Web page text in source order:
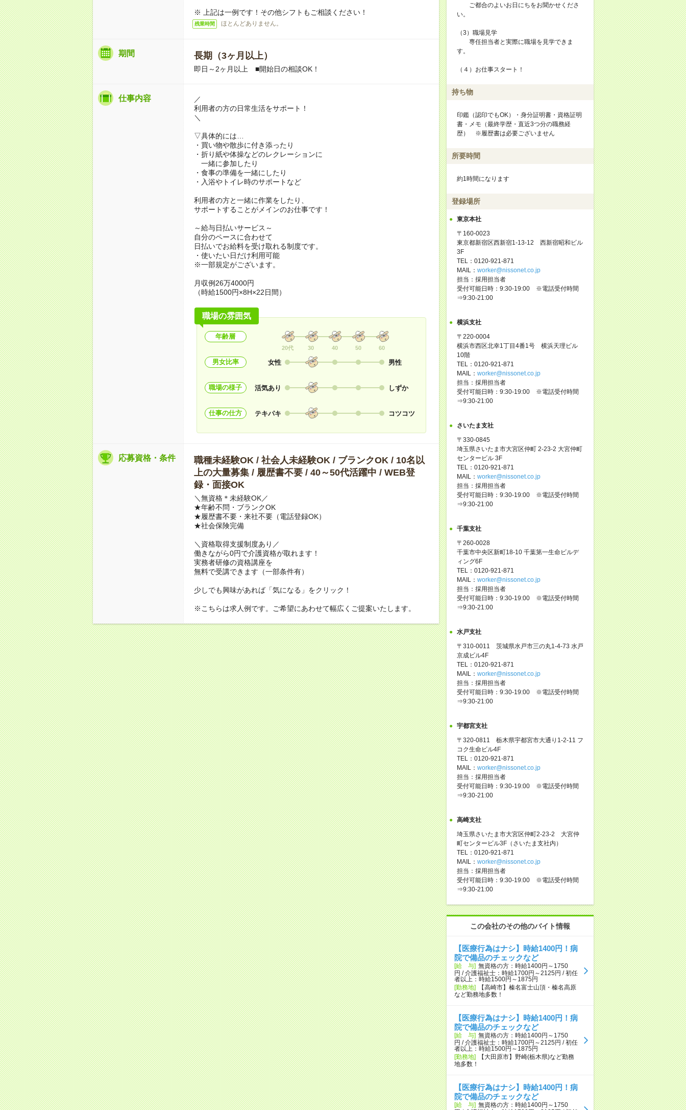
※ 上記は一例です！その他シフトもご相談ください！
残業時間 ほとんどありません。
期間 長期（3ヶ月以上）
即日～2ヶ月以上 ■開始日の相談OK！
仕事内容
／
利用者の方の日常生活をサポート！
＼
▽具体的には…
・買い物や散歩に付き添ったり
・折り紙や体操などのレクレーションに
一緒に参加したり
・食事の準備を一緒にしたり
・入浴やトイレ時のサポートなど
利用者の方と一緒に作業をしたり、
サポートすることがメインのお仕事です！
～給与日払いサービス～
自分のペースに合わせて
日払いでお給料を受け取れる制度です。
・使いたい日だけ利用可能
※一部規定がございます。
月収例26万4000円
（時給1500円×8H×22日間）
職場の雰囲気
年齢層
20代 30 40 50 60
男女比率 女性 男性
職場の様子 活気あり しずか
仕事の仕方 テキパキ コツコツ
応募資格・条件
職種未経験OK / 社会人未経験OK / ブランクOK / 10名以
上の大量募集 / 履歴書不要 / 40～50代活躍中 / WEB登
録・面接OK
＼無資格＊未経験OK／
★年齢不問・ブランクOK
★履歴書不要・来社不要（電話登録OK）
★社会保険完備
＼資格取得支援制度あり／
働きながら0円で介護資格が取れます！
実務者研修の資格講座を
無料で受講できます（一部条件有）
少しでも興味があれば「気になる」をクリック！
※こちらは求人例です。ご希望にあわせて幅広くご提案いたします。
ご都合のよいお日にちをお聞かせくださ
い。
（3）職場見学
専任担当者と実際に職場を見学できま
す。
（４）お仕事スタート！
持ち物
印鑑（認印でもOK）・身分証明書・資格証明
書・メモ（最終学歴・直近3つ分の職務経
歴） ※履歴書は必要ございません
所要時間
約1時間になります
登録場所
東京本社
〒160-0023
東京都新宿区西新宿1-13-12 西新宿昭和ビル
3F
TEL：0120-921-871
MAIL： worker@nissonet.co.jp
担当：採用担当者
受付可能日時：9:30-19:00 ※電話受付時間
⇒9:30-21:00
横浜支社
〒220-0004
横浜市西区北幸1丁目4番1号 横浜天理ビル
10階
TEL：0120-921-871
MAIL： worker@nissonet.co.jp
担当：採用担当者
受付可能日時：9:30-19:00 ※電話受付時間
⇒9:30-21:00
さいたま支社
〒330-0845
埼玉県さいたま市大宮区仲町 2-23-2 大宮仲町
センタービル 3F
TEL：0120-921-871
MAIL： worker@nissonet.co.jp
担当：採用担当者
受付可能日時：9:30-19:00 ※電話受付時間
⇒9:30-21:00
千葉支社
〒260-0028
千葉市中央区新町18-10 千葉第一生命ビルデ
ィング6F
TEL：0120-921-871
MAIL： worker@nissonet.co.jp
担当：採用担当者
受付可能日時：9:30-19:00 ※電話受付時間
⇒9:30-21:00
水戸支社
〒310-0011 茨城県水戸市三の丸1-4-73 水戸
京成ビル4F
TEL：0120-921-871
MAIL： worker@nissonet.co.jp
担当：採用担当者
受付可能日時：9:30-19:00 ※電話受付時間
⇒9:30-21:00
宇都宮支社
〒320-0811 栃木県宇都宮市大通り1-2-11 フ
コク生命ビル4F
TEL：0120-921-871
MAIL： worker@nissonet.co.jp
担当：採用担当者
受付可能日時：9:30-19:00 ※電話受付時間
⇒9:30-21:00
高崎支社
埼玉県さいたま市大宮区仲町2-23-2 大宮仲
町センタービル3F（さいたま支社内）
TEL：0120-921-871
MAIL： worker@nissonet.co.jp
担当：採用担当者
受付可能日時：9:30-19:00 ※電話受付時間
⇒9:30-21:00
この会社のその他のバイト情報
【医療行為はナシ】時給1400円！病
院で備品のチェックなど
[給 与] 無資格の方：時給1400円～1750
円 / 介護福祉士：時給1700円～2125円 / 初任
者以上：時給1500円～1875円
[勤務地]
【高崎市】榛名富士山頂・榛名高原
など勤務地多数！
【医療行為はナシ】時給1400円！病
院で備品のチェックなど
[給 与] 無資格の方：時給1400円～1750
円 / 介護福祉士：時給1700円～2125円 / 初任
者以上：時給1500円～1875円
[勤務地]
【大田原市】野崎(栃木県)など勤務
地多数！
【医療行為はナシ】時給1400円！病
院で備品のチェックなど
[給 与] 無資格の方：時給1400円～1750